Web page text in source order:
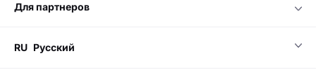
для партнеров
RU Русский